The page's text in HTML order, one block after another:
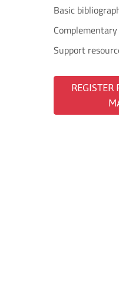
Basic
Support
REGISTER